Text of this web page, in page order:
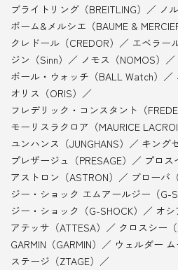
ブライトリング（BREITLING）
ノ
ボーム&メルシエ（BAUME &
クレドール（CREDOR）
エベラー
ジン（Sinn）
ノモス（NOMOS）
ボール・ウォッチ（BALL Watch）
オリス（ORIS）
フレデリック・コンスタント（
モーリスラクロア（MAURICE
ユンハンス（JUNGHANS）
キング
プレザージュ（PRESAGE）
プロス
アストロン（ASTRON）
ブローバ
ジー・ショック エムアールジー（G-
ジー・ショック（G-SHOCK）
オシ
アテッサ（ATTESA）
クロスシー（
GARMIN（GARMIN）
ウェルダー ム
ステージ（ZTAGE）